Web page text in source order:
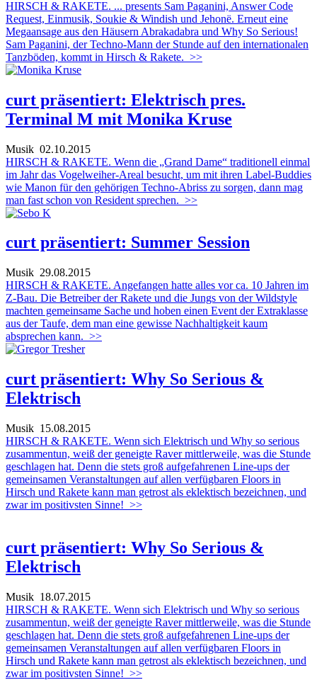
HIRSCH & RAKETE. ... presents Sam Paganini, Answer Code
Request, Einmusik, Soukie & Windish und Jehonë. Erneut eine
Megaansage aus den Häusern Abrakadabra und Why So Serious!
Sam Paganini, der Techno-Mann der Stunde auf den internationalen
Tanzböden, kommt in Hirsch & Rakete. >>
curt präsentiert: Elektrisch pres.
Terminal M mit Monika Kruse
Musik 02.10.2015
HIRSCH & RAKETE. Wenn die „Grand Dame“ traditionell einmal
im Jahr das Vogelweiher-Areal besucht, um mit ihren Label-Buddies
wie Manon für den gehörigen Techno-Abriss zu sorgen, dann mag
man fast schon von Resident sprechen. >>
curt präsentiert: Summer Session
Musik 29.08.2015
HIRSCH & RAKETE. Angefangen hatte alles vor ca. 10 Jahren im
Z-Bau. Die Betreiber der Rakete und die Jungs von der Wildstyle
machten gemeinsame Sache und hoben einen Event der Extraklasse
aus der Taufe, dem man eine gewisse Nachhaltigkeit kaum
absprechen kann. >>
curt präsentiert: Why So Serious &
Elektrisch
Musik 15.08.2015
HIRSCH & RAKETE. Wenn sich Elektrisch und Why so serious
zusammentun, weiß der geneigte Raver mittlerweile, was die Stunde
geschlagen hat. Denn die stets groß aufgefahrenen Line-ups der
gemeinsamen Veranstaltungen auf allen verfügbaren Floors in
Hirsch und Rakete kann man getrost als eklektisch bezeichnen, und
zwar im positivsten Sinne! >>
curt präsentiert: Why So Serious &
Elektrisch
Musik 18.07.2015
HIRSCH & RAKETE. Wenn sich Elektrisch und Why so serious
zusammentun, weiß der geneigte Raver mittlerweile, was die Stunde
geschlagen hat. Denn die stets groß aufgefahrenen Line-ups der
gemeinsamen Veranstaltungen auf allen verfügbaren Floors in
Hirsch und Rakete kann man getrost als eklektisch bezeichnen, und
zwar im positivsten Sinne! >>